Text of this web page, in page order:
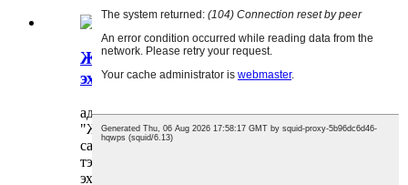
Жуомэнгийн автомашин | Өвлийн
эхлэл.
админ 24-11-07-нд бичсэн
"Жуомэн машин: Өвлийн эхлэл дагалдаж,
санаа зоволтгүй" Өвлийн эхлэлийг
тэмдэглэдэг нарны нэр томъёо болох өвлийн
эхлэл нь бага зэрэг хүйтэн жавартай хамт